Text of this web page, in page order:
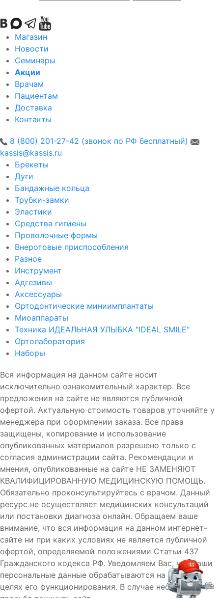
Магазин
Новости
Семинары
Акции
Врачам
Пациентам
Доставка
Контакты
8 (800) 201-27-42 (звонок по РФ бесплатный)
kassis@kassis.ru
Брекеты
Дуги
Бандажные кольца
Трубки-замки
Эластики
Средства гигиены
Проволочные формы
Внеротовые приспособления
Разное
Инструмент
Адгезивы
Аксессуары
Ортодонтические миниимплантаты
Миоаппараты
Техника ИДЕАЛЬНАЯ УЛЫБКА "IDEAL SMILE"
Ортолаборатория
Наборы
Вся информация на данном сайте носит
исключительно ознакомительный характер. Все
предложения на сайте не являются публичной
офертой. Актуальную стоимость товаров уточняйте у
менеджера при оформлении заказа. Все права
защищены, копирование и использование
опубликованных материалов разрешено только с
согласия администрации сайта. Рекомендации и
мнения, опубликованные на сайте НЕ ЗАМЕНЯЮТ
КВАЛИФИЦИРОВАННУЮ МЕДИЦИНСКУЮ ПОМОЩЬ.
Обязательно проконсультируйтесь с врачом. Данный
ресурс не осуществляет медицинских консультаций
или постановки диагноза онлайн. Обращаем ваше
внимание, что вся информация на данном интернет-
сайте ни при каких условиях не является публичной
офертой, определяемой положениями Статьи 437
Гражданского кодекса РФ. Уведомляем Вас, что Ваши
персональные данные обрабатываются на сайте в
целях его функционирования. В случае несогласия